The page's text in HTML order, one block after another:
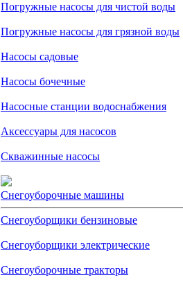
Погружные насосы для чистой воды
Погружные насосы для грязной воды
Насосы садовые
Насосы бочечные
Насосные станции водоснабжения
Аксессуары для насосов
Скважинные насосы
Снегоуборочные машины
Снегоуборщики бензиновые
Снегоуборщики электрические
Снегоуборочные тракторы